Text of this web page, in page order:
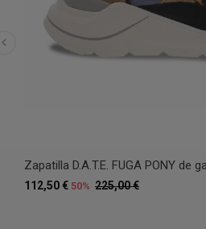
Zapatilla D.A.T.E. FUGA PONY de
225,00 €
112,50 € 50%